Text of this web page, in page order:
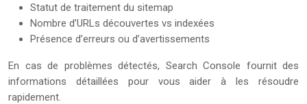
Statut de traitement du sitemap
Nombre d’URLs découvertes vs indexées
Présence d’erreurs ou d’avertissements
En cas de problèmes détectés, Search Console fournit des
informations détaillées pour vous aider à les résoudre
rapidement.